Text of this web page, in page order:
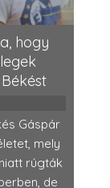
hogy
Gáspár
mely
rúgták
de